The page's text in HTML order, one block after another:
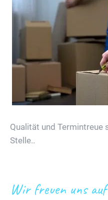
Qualität und Termintreue
Stelle..
Wir freuen uns